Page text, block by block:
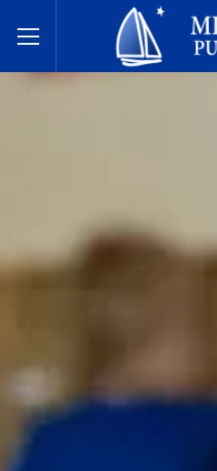
Toggle Menu
明尼通卡公立学校